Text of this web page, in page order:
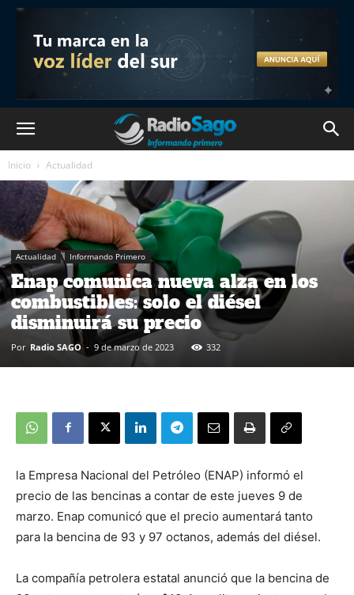
Inicio Actualidad
Actualidad Informando Primero
Enap comunica nueva alza en los
combustibles: solo el diésel
disminuirá su precio
Por Radio SAGO - 9 de marzo de 2023 332
la Empresa Nacional del Petróleo (ENAP) informó el
precio de las bencinas a contar de este jueves 9 de
marzo. Enap comunicó que el precio aumentará tanto
para la bencina de 93 y 97 octanos, además del diésel.
La compañía petrolera estatal anunció que la bencina de